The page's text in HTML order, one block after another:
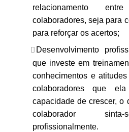
relacionamento
colaboradores, seja para
para reforçar os acertos;
Desenvolvimento
que investe em
conhecimentos e
colaboradores que
capacidade de crescer, o
colaborador
profissionalmente.